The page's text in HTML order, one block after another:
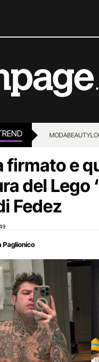
MODABEAUTY
firmato e
del Lego
Fedez
Paglionico